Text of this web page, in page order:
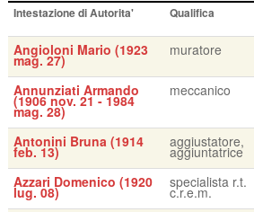
Intestazione di Autorita' Qualifica
Angioloni Mario (1923
mag. 27)
muratore
Annunziati Armando
(1906 nov. 21 - 1984
mag. 28)
meccanico
Antonini Bruna (1914
feb. 13)
aggiustatore,
aggiuntatrice
Azzari Domenico (1920
lug. 08)
specialista r.t.
c.r.e.m.